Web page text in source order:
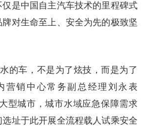
是中国自主汽车技术的里程碑式
对生命至上、安全为先的极致坚
的车，不是为了炫技，而是为了
营销中心常务副总经理刘永表
型城市，城市水域应急保障需求
址于此开展全流程载人试乘安全